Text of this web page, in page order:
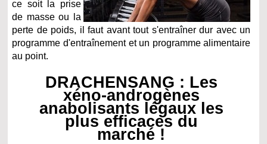
ce soit la prise
de masse ou la
perte de poids, il faut avant tout s'entraîner dur avec un
programme d'entraînement et un programme alimentaire
au point.
DRACHENSANG : Les
xéno-androgènes
anabolisants légaux les
plus efficaces du
marché !